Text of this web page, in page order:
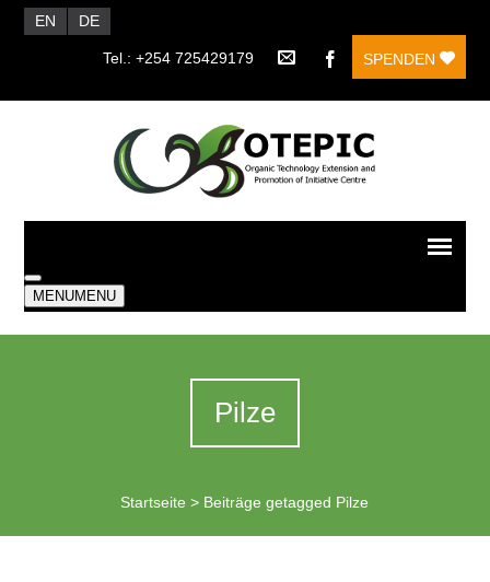
EN DE
Tel.: +254 725429179 SPENDEN
MENUMENU
Pilze
Startseite > Beiträge getagged Pilze